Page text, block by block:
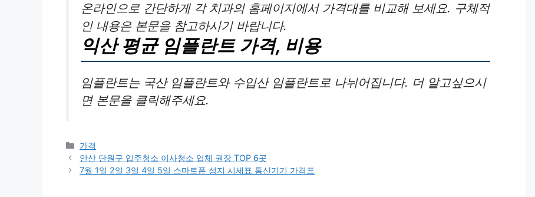
온라인으로 간단하게 각 치과의 홈페이지에서 가격대를 비교해 보세요. 구체적
인 내용은 본문을 참고하시기 바랍니다.
익산 평균 임플란트 가격, 비용
임플란트는 국산 임플란트와 수입산 임플란트로 나뉘어집니다. 더 알고싶으시
면 본문을 클릭해주세요.
카
테
고
가격
안산 단원구 입주청소 이사청소 업체 권장 TOP 6곳
7월 1일 2일 3일 4일 5일 스마트폰 성지 시세표 통신기기 가격표